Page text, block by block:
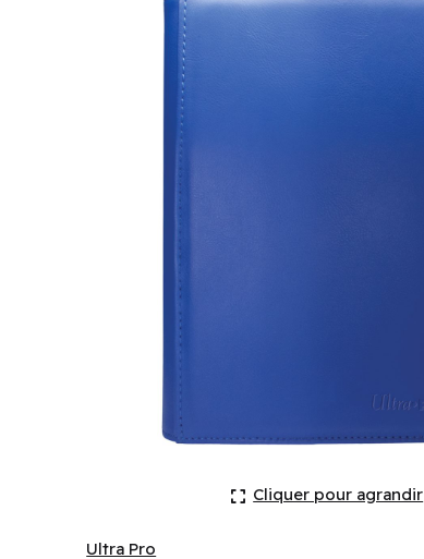
Cliquer pour agrandir
Ultra Pro